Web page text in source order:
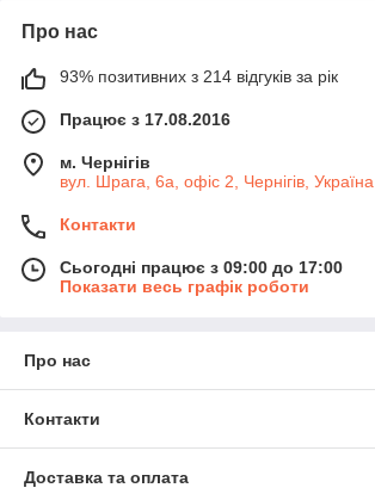
Про нас
93% позитивних з 214 відгуків за рік
Працює з 17.08.2016
м. Чернігів
вул. Шрага, 6а, офіс 2, Чернігів, Україна
Контакти
Сьогодні працює з 09:00 до 17:00
Показати весь графік роботи
Про нас
Контакти
Доставка та оплата